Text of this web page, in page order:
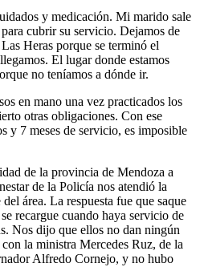
y medicación. Mi marido sale
cubrir su servicio. Dejamos de
Heras porque se terminó el
El lugar donde estamos
no teníamos a dónde ir.
en mano una vez practicados los
otras obligaciones. Con ese
y 7 meses de servicio, es imposible
de la provincia de Mendoza a
de la Policía nos atendió la
área. La respuesta fue que saque
recargue cuando haya servicio de
Nos dijo que ellos no dan ningún
la ministra Mercedes Ruz, de la
Alfredo Cornejo, y no hubo